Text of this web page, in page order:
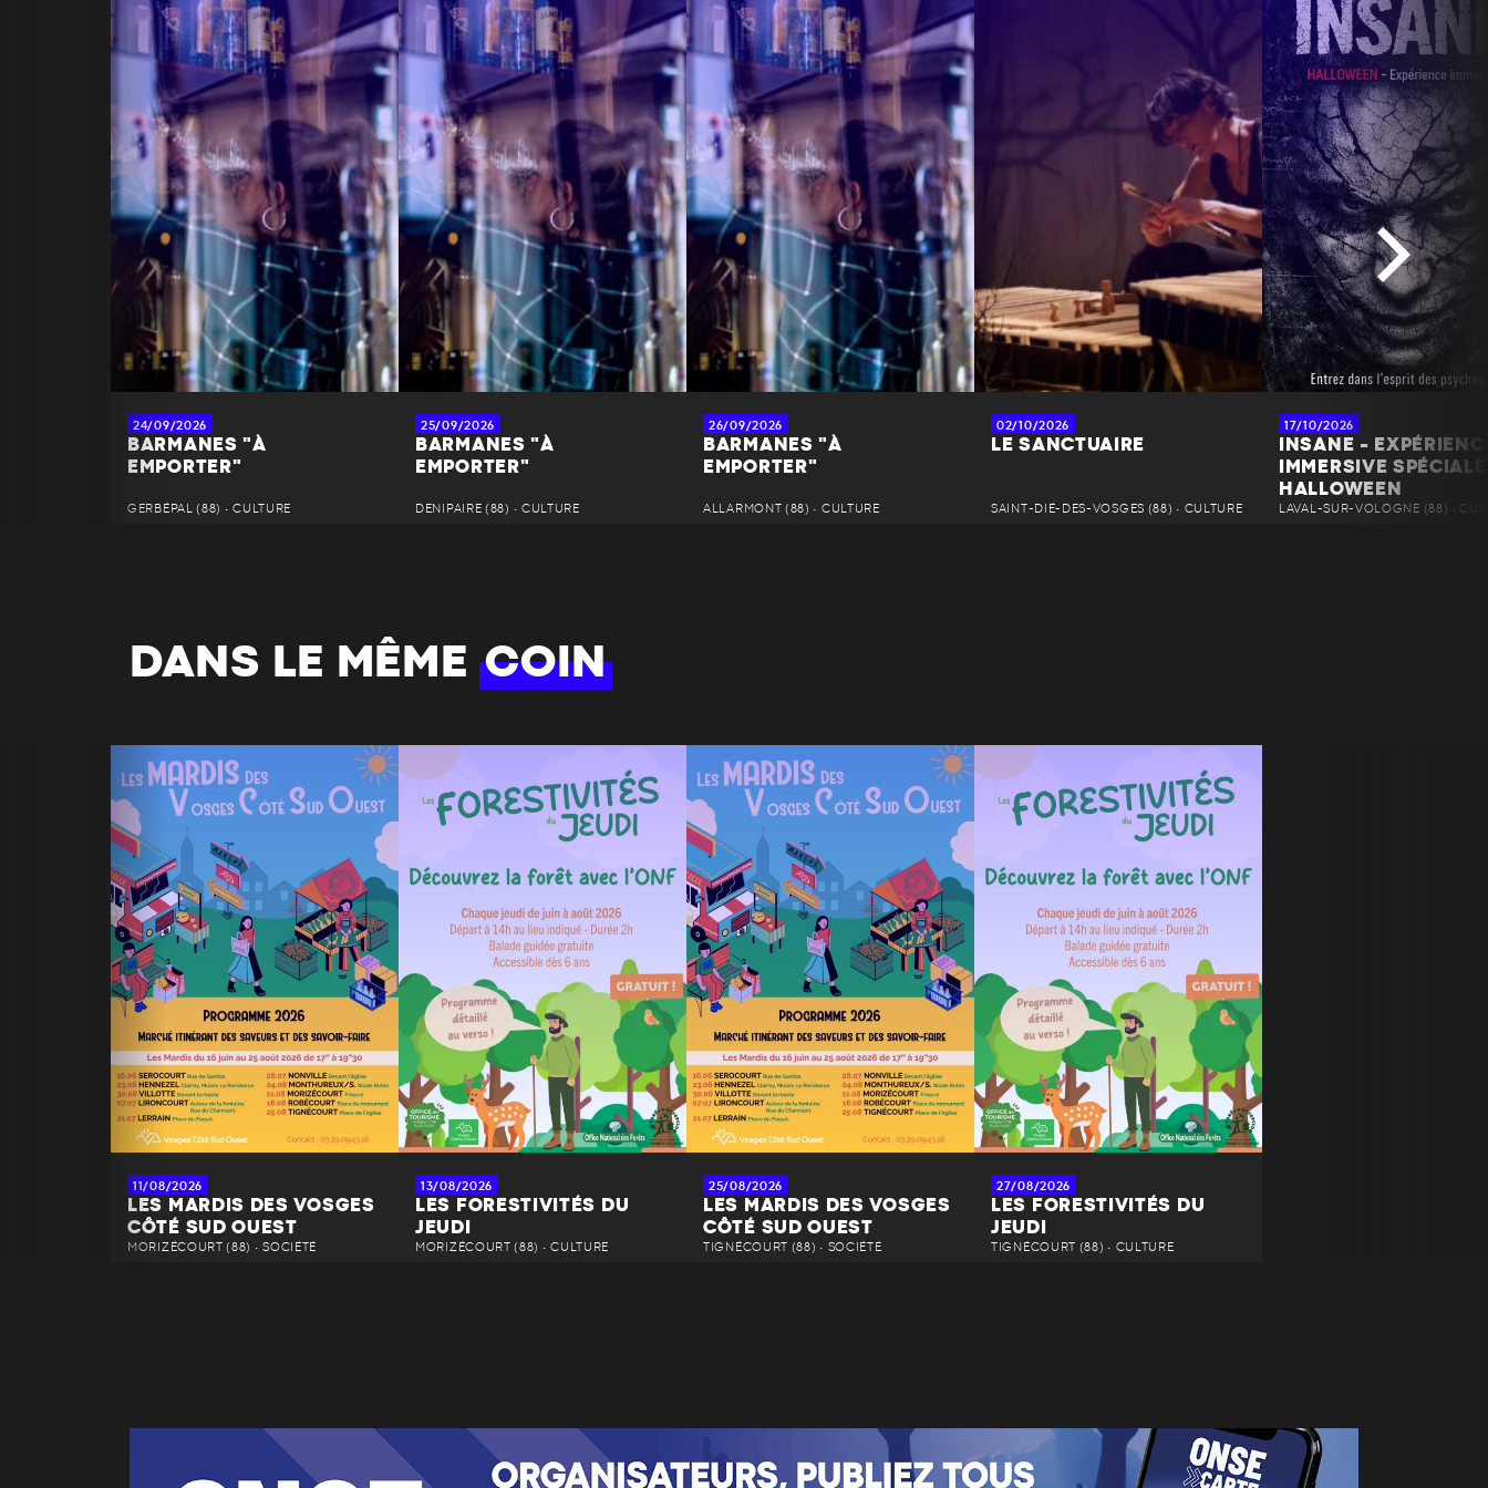
24/09/2026
BARMANES "À
EMPORTER"
GERBÉPAL (88) • CULTURE
25/09/2026
BARMANES "À
EMPORTER"
DENIPAIRE (88) • CULTURE
26/09/2026
BARMANES "À
EMPORTER"
ALLARMONT (88) • CULTURE
02/10/2026
LE SANCTUAIRE
SAINT-DIÉ-DES-VOSGES (88) • CULTURE
17/10/2026
INSANE -
IMMERSIVE SPÉCIALE
HALLOWEEN
LAVAL-SUR-VOLOGNE (88) •
DANS LE MÊMECOIN
11/08/2026
LES MARDIS DES VOSGES
CÔTÉ SUD OUEST
MORIZÉCOURT (88) • SOCIÉTÉ
13/08/2026
LES FORESTIVITÉS DU
JEUDI
MORIZÉCOURT (88) • CULTURE
25/08/2026
LES MARDIS DES VOSGES
CÔTÉ SUD OUEST
TIGNÉCOURT (88) • SOCIÉTÉ
27/08/2026
LES FORESTIVITÉS DU
JEUDI
TIGNÉCOURT (88) • CULTURE